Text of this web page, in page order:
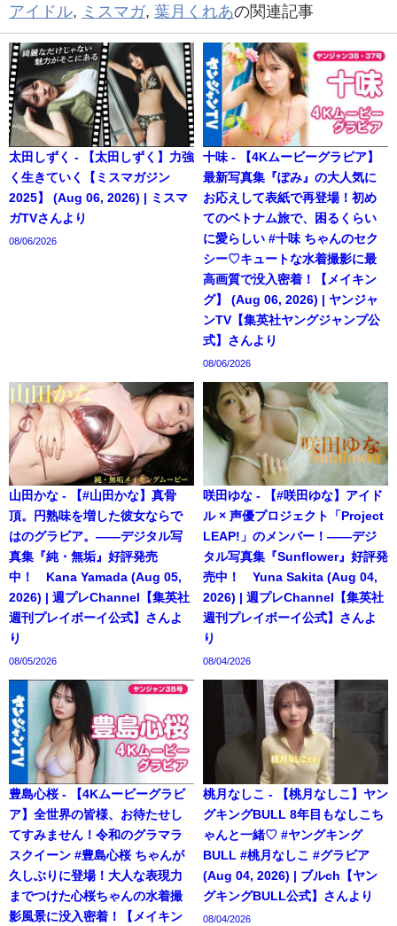
アイドル, ミスマガ, 葉月くれあの関連記事
太田しずく - 【太田しずく】力強
く生きていく【ミスマガジン
2025】 (Aug 06, 2026) | ミスマ
ガTVさんより
08/06/2026
十味 - 【4Kムービーグラビア】
最新写真集『ぽみ』の大人気に
お応えして表紙で再登場！初め
てのベトナム旅で、困るくらい
に愛らしい #十味 ちゃんのセク
シー♡キュートな水着撮影に最
高画質で没入密着！【メイキン
グ】 (Aug 06, 2026) | ヤンジャ
ンTV【集英社ヤングジャンプ公
式】さんより
08/06/2026
山田かな - 【#山田かな】真骨
頂。円熟味を増した彼女ならで
はのグラビア。――デジタル写
真集『純・無垢』好評発売
中！ Kana Yamada (Aug 05,
2026) | 週プレChannel【集英社
週刊プレイボーイ公式】さんよ
り
08/05/2026
咲田ゆな - 【#咲田ゆな】アイド
ル × 声優プロジェクト「Project
LEAP!」のメンバー！――デジ
タル写真集『Sunflower』好評発
売中！ Yuna Sakita (Aug 04,
2026) | 週プレChannel【集英社
週刊プレイボーイ公式】さんよ
り
08/04/2026
豊島心桜 - 【4Kムービーグラビ
ア】全世界の皆様、お待たせし
てすみません！令和のグラマラ
スクイーン #豊島心桜 ちゃんが
久しぶりに登場！大人な表現力
までつけた心桜ちゃんの水着撮
影風景に没入密着！【メイキン
桃月なしこ - 【桃月なしこ】ヤン
グキングBULL 8年目もなしこち
ゃんと一緒♡ #ヤングキング
BULL #桃月なしこ #グラビア
(Aug 04, 2026) | ブルch【ヤン
グキングBULL公式】さんより
08/04/2026